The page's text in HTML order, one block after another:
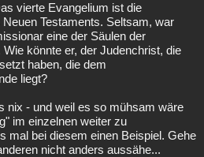
vierte Evangelium ist die
Testaments. Seltsam, war
eine der Säulen der
könnte er, der Judenchrist, die
haben, die dem
liegt?
nix - und weil es so mühsam wäre
im einzelnen weiter zu
mal bei diesem einen Beispiel. Gehe
nicht anders aussähe...